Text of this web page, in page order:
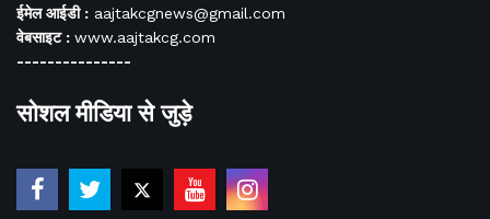
ईमेल आईडी : aajtakcgnews@gmail.com
वेबसाइट : www.aajtakcg.com
---------------
सोशल मीडिया से जुड़े